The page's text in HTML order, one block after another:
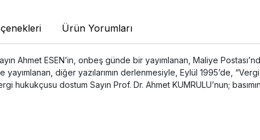
Ürün Yorumları
Ahmet ESEN’in, onbeş günde bir yayımlanan, Maliye
yayımlanan, diğer yazılarımın derlenmesiyle, Eylül 1995’de,
hukukçusu dostum Sayın Prof. Dr. Ahmet KUMRULU’nun;